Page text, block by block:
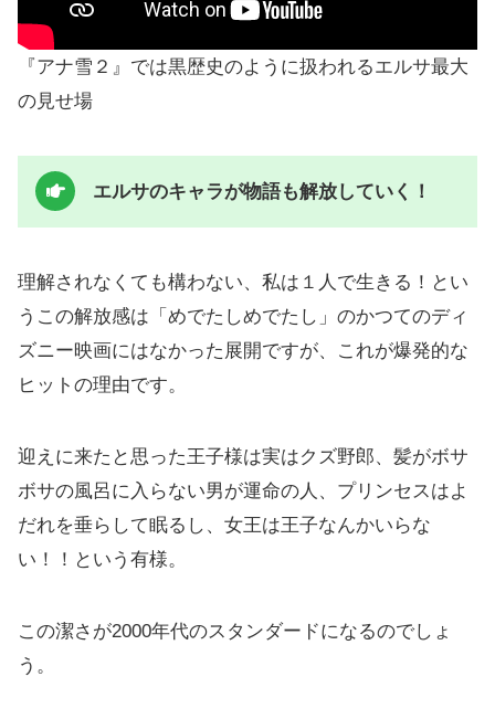
『アナ雪２』では黒歴史のように扱われるエルサ最大
の見せ場
エルサのキャラが物語も解放していく！
理解されなくても構わない、私は１人で生きる！とい
うこの解放感は「めでたしめでたし」のかつてのディ
ズニー映画にはなかった展開ですが、これが爆発的な
ヒットの理由です。
迎えに来たと思った王子様は実はクズ野郎、髪がボサ
ボサの風呂に入らない男が運命の人、プリンセスはよ
だれを垂らして眠るし、女王は王子なんかいらな
い！！という有様。
この潔さが2000年代のスタンダードになるのでしょ
う。